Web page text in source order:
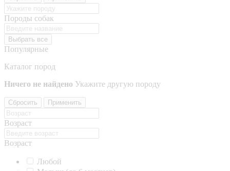
Породы собак
Выбрать все
Популярные
Каталог пород
Ничего не найдено Укажите другую породу
Сбросить Применить
Возраст
Возраст
Любой